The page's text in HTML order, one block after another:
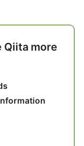
Qiita more